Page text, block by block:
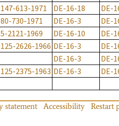
613-1971 DE-16-18 DE-
730-1971 DE-16-3 DE-
2121-1969 DE-16-10 DE-
2626-1966 DE-16-3 DE-
DE-16-3 DE-
2375-1963 DE-16-3 DE-
statement Accessibility Restart